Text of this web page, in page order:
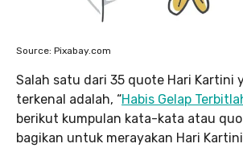
Source: Pixabay.com
Salah satu dari 35 quote Hari Kartini
terkenal adalah, “Habis Gelap
berikut kumpulan kata-kata atau
bagikan untuk merayakan Hari